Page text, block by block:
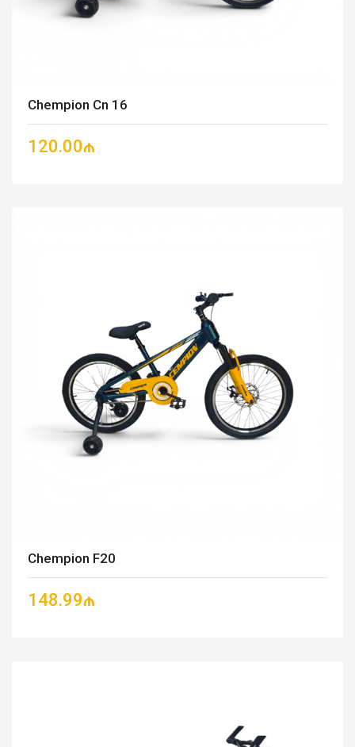
Chempion Cn 16
120.00₼
Chempion F20
148.99₼